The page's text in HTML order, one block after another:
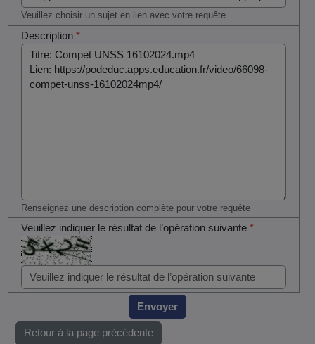
Veuillez choisir un sujet en lien avec votre requête
Description*
Renseignez une description complète pour votre requête
Veuillez indiquer le résultat de l’opération suivante*
Envoyer
Retour à la page précédente